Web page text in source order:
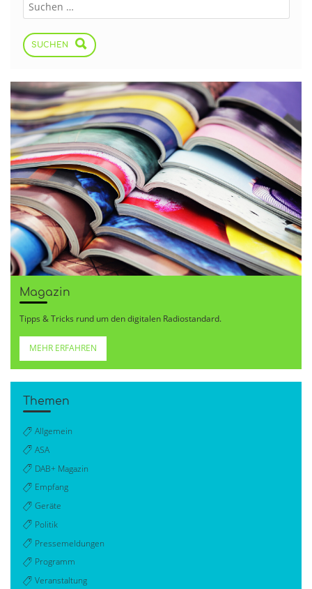
SUCHEN
Magazin
Tipps & Tricks rund um den digitalen Radiostandard.
MEHR ERFAHREN
Themen
Allgemein
ASA
DAB+ Magazin
Empfang
Geräte
Politik
Pressemeldungen
Programm
Veranstaltung